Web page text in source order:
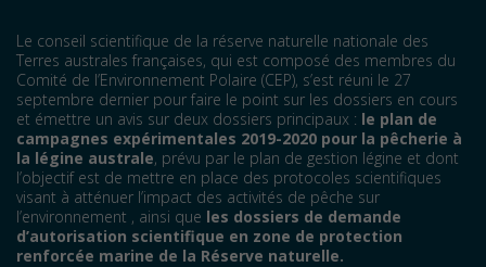
Le conseil scientifique de la réserve naturelle nationale des
Terres australes françaises, qui est composé des membres du
Comité de l’Environnement Polaire (CEP), s’est réuni le 27
septembre dernier pour faire le point sur les dossiers en cours
et émettre un avis sur deux dossiers principaux : le plan de
campagnes expérimentales 2019-2020 pour la pêcherie à
la légine australe, prévu par le plan de gestion légine et dont
l’objectif est de mettre en place des protocoles scientifiques
visant à atténuer l’impact des activités de pêche sur
l’environnement , ainsi que les dossiers de demande
d’autorisation scientifique en zone de protection
renforcée marine de la Réserve naturelle.